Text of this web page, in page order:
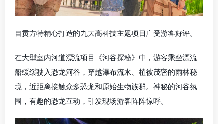
自贡方特精心打造的九大高科技主题项目广受游客好评。
在大型室内河道漂流项目《河谷探秘》中，游客乘坐漂流
船缓缓驶入恐龙河谷，穿越瀑布流水、植被茂密的雨林秘
境，近距离接触众多恐龙和原始生物族群。神秘的河谷氛
围，有趣的恐龙互动，引发现场游客阵阵惊呼。